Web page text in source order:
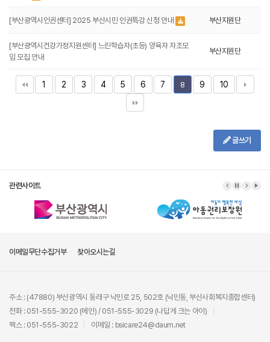
[부산광역시인권센터] 2025 부산시민 인권특강 신청 안내 부산지원단
[부산광역시건강가정지원센터] 느린학습자(초등) 양육자 자조모
임 모집 안내
부산지원단
1 2 3 4 5 6 7 8 9 10
글쓰기
관련사이트
이메일무단수집거부 찾아오시는길
주소 : (47880) 부산광역시 동래구 낙민로 25, 502호 (낙민동, 부산사회복지종합센터)
전화 : 051-555-3020 (메인) / 051-555-3029 (나답게 크는 아이)
팩스 : 051-555-3022
이메일 : bsicare24@daum.net